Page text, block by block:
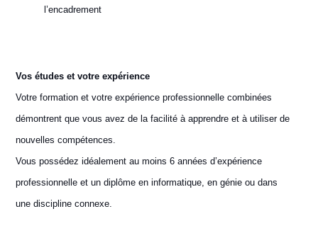
l’encadrement
Vos études et votre expérience
Votre formation et votre expérience professionnelle combinées
démontrent que vous avez de la facilité à apprendre et à utiliser de
nouvelles compétences.
Vous possédez idéalement au moins 6 années d’expérience
professionnelle et un diplôme en informatique, en génie ou dans
une discipline connexe.